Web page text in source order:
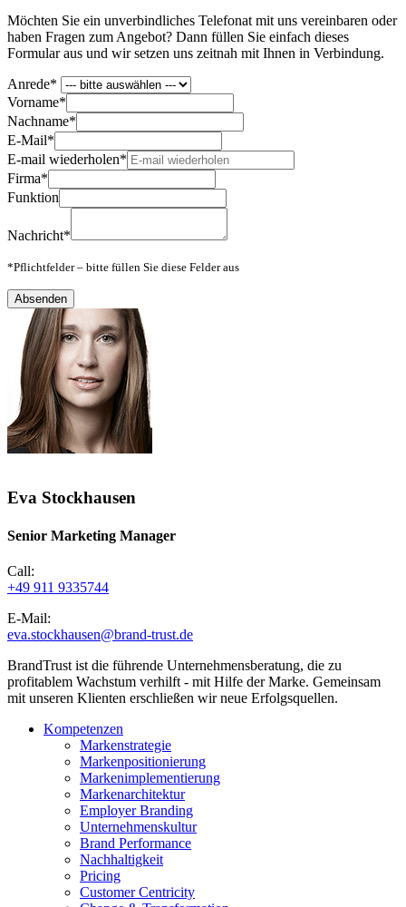
Möchten Sie ein unverbindliches Telefonat mit uns vereinbaren oder
haben Fragen zum Angebot? Dann füllen Sie einfach dieses
Formular aus und wir setzen uns zeitnah mit Ihnen in Verbindung.
Anrede*
Vorname*
Nachname*
E-Mail*
E-mail wiederholen*
Firma*
Funktion
Nachricht*
*Pflichtfelder – bitte füllen Sie diese Felder aus
Eva Stockhausen
Senior Marketing Manager
Call:
+49 911 9335744
E-Mail:
eva.stockhausen@brand-trust.de
BrandTrust ist die führende Unternehmensberatung, die zu
profitablem Wachstum verhilft - mit Hilfe der Marke. Gemeinsam
mit unseren Klienten erschließen wir neue Erfolgsquellen.
Kompetenzen
Markenstrategie
Markenpositionierung
Markenimplementierung
Markenarchitektur
Employer Branding
Unternehmenskultur
Brand Performance
Nachhaltigkeit
Pricing
Customer Centricity